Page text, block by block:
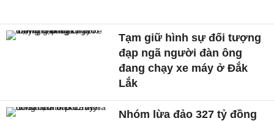
Tạm giữ hình sự đối tượng
đạp ngã người đàn ông
đang chạy xe máy ở Đắk
Lắk
Nhóm lừa đảo 327 tỷ đồng